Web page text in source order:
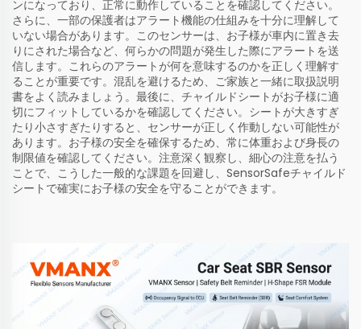
ンになっており、正常に動作していることを確認してください。
さらに、一部の保護者はアラート機能の仕組みを十分に理解して
いない場合があります。このセンサーは、お子様が車内に置き去
りにされた場合など、何らかの問題が発生した際にアラートを送
信します。これらのアラートが何を意味するのかを正しく理解す
ることが重要です。混乱を避けるため、ご家族と一緒に取扱説明
書をよく読みましょう。最後に、チャイルドシートがお子様に適
切にフィットしているかを確認してください。シートが大きすぎ
たり小さすぎたりすると、センサーが正しく作動しない可能性が
あります。お子様の安全を確保するため、常に体重および身長の
制限値を確認してください。注意深く観察し、細心の注意を払う
ことで、こうした一般的な課題を回避し、SensorSafeチャイルド
シートで確実にお子様の安全を守ることができます。